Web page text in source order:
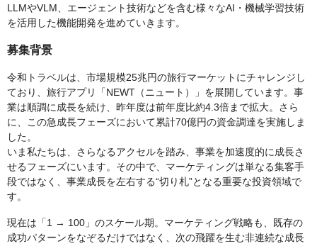
LLMやVLM、エージェント技術などを含む様々なAI・機械学習技術
を活用した機能開発を進めていきます。
募集背景
令和トラベルは、市場規模25兆円の旅行マーケットにチャレンジし
ており、旅行アプリ「NEWT（ニュート）」を展開しています。事
業は順調に成長を続け、昨年度は前年度比約4.3倍まで拡大。さら
に、この急成長フェーズにおいて累計70億円の資金調達を実施しま
した。
いま私たちは、さらなるアクセルを踏み、事業を加速度的に成長さ
せるフェーズにいます。その中で、マーケティングは単なる集客手
段ではなく、事業成長を左右する“切り札”となる重要な投資領域で
す。
現在は「1 → 100」のスケール期。マーケティング戦略も、既存の
成功パターンをなぞるだけではなく、次の飛躍を生む非連続な成長